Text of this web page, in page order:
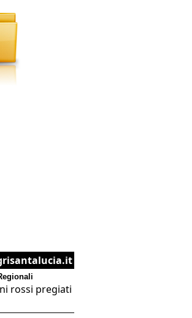
rossi pregiati